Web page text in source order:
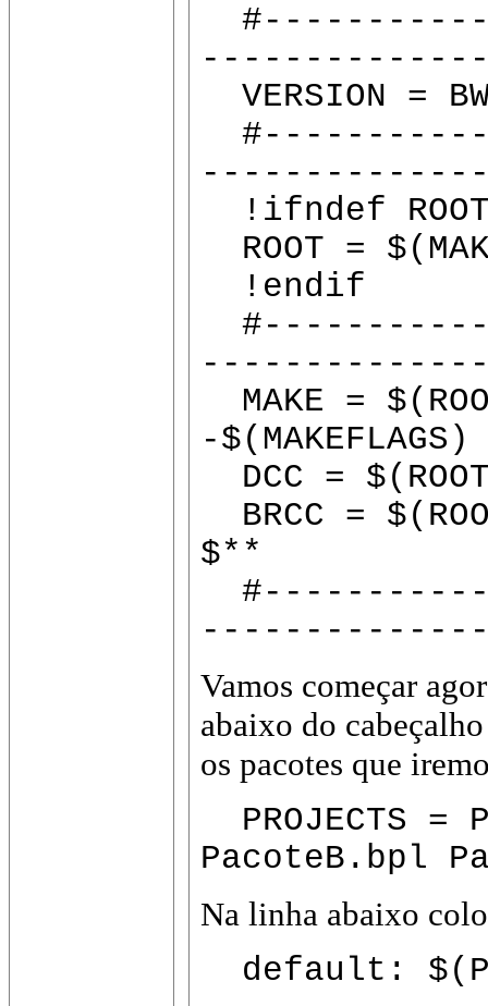
VERSION =
!ifndef
ROOT =
!endif
MAKE =
-
DCC =
BRCC =
$**
Vamos começar
abaixo do
os pacotes que
PROJECTS =
PacoteB.bpl
Na linha abaixo
default: